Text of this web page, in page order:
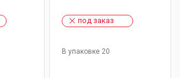
под заказ
В упаковке 20